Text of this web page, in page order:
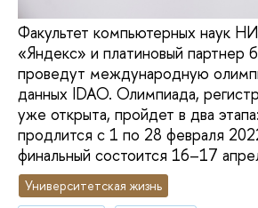
Факультет компьютерных наук
«Яндекс» и платиновый партнер
проведут международную
данных IDAO. Олимпиада,
уже открыта, пройдет в два
продлится с 1 по 28 февраля
финальный состоится 16–17
Университетская жизнь